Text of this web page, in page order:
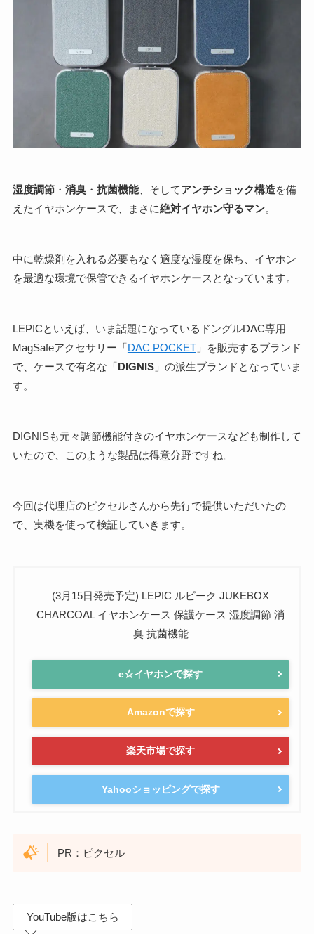
湿度調節・ 消臭・ 抗菌機能、そしてアンチショック構造を備
えたイヤホンケースで、まさに絶対イヤホン守るマン。
中に乾燥剤を入れる必要もなく適度な湿度を保ち、イヤホン
を最適な環境で保管できるイヤホンケースとなっています。
LEPICといえば、いま話題になっているドングルDAC専用
MagSafeアクセサリー「DAC POCKET」を販売するブランド
で、ケースで有名な「DIGNIS」の派生ブランドとなっていま
す。
DIGNISも元々調節機能付きのイヤホンケースなども制作して
いたので、このような製品は得意分野ですね。
今回は代理店のピクセルさんから先行で提供いただいたの
で、実機を使って検証していきます。
(3月15日発売予定) LEPIC ルピーク JUKEBOX
CHARCOAL イヤホンケース 保護ケース 湿度調節 消
臭 抗菌機能
e☆イヤホンで探す
Amazonで探す
楽天市場で探す
Yahooショッピングで探す
PR：ピクセル
YouTube版はこちら